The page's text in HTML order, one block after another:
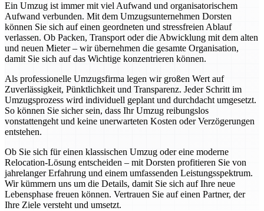
Ein Umzug ist immer mit viel Aufwand und organisatorischem
Aufwand verbunden. Mit dem Umzugsunternehmen Dorsten
können Sie sich auf einen geordneten und stressfreien Ablauf
verlassen. Ob Packen, Transport oder die Abwicklung mit dem alten
und neuen Mieter – wir übernehmen die gesamte Organisation,
damit Sie sich auf das Wichtige konzentrieren können.
Als professionelle Umzugsfirma legen wir großen Wert auf
Zuverlässigkeit, Pünktlichkeit und Transparenz. Jeder Schritt im
Umzugsprozess wird individuell geplant und durchdacht umgesetzt.
So können Sie sicher sein, dass Ihr Umzug reibungslos
vonstattengeht und keine unerwarteten Kosten oder Verzögerungen
entstehen.
Ob Sie sich für einen klassischen Umzug oder eine moderne
Relocation-Lösung entscheiden – mit Dorsten profitieren Sie von
jahrelanger Erfahrung und einem umfassenden Leistungsspektrum.
Wir kümmern uns um die Details, damit Sie sich auf Ihre neue
Lebensphase freuen können. Vertrauen Sie auf einen Partner, der
Ihre Ziele versteht und umsetzt.